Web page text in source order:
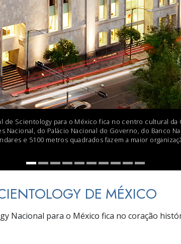
de Scientology para o México fica no centro cultural da
Nacional, do Palácio Nacional do Governo, do Banco
e 5100 metros quadrados fazem a maior
DE MÉXICO
Nacional para o México fica no coração